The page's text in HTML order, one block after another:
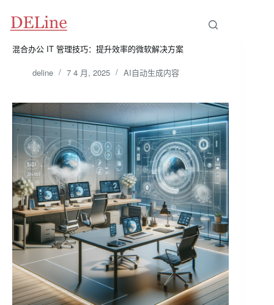
混合办公 IT 管理技巧：提升效率的微软解决方案
deline 7 4 月, 2025 AI自动生成内容